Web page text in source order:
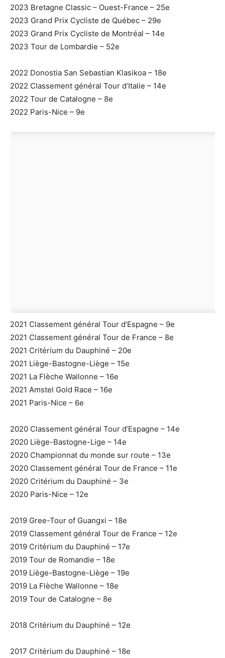
2023 Bretagne Classic – Ouest-France – 25e
2023 Grand Prix Cycliste de Québec – 29e
2023 Grand Prix Cycliste de Montréal – 14e
2023 Tour de Lombardie – 52e
2022 Donostia San Sebastian Klasikoa – 18e
2022 Classement général Tour d’Italie – 14e
2022 Tour de Catalogne – 8e
2022 Paris-Nice – 9e
2021 Classement général Tour d’Espagne – 9e
2021 Classement général Tour de France – 8e
2021 Critérium du Dauphiné – 20e
2021 Liège-Bastogne-Liège – 15e
2021 La Flèche Wallonne – 16e
2021 Amstel Gold Race – 16e
2021 Paris-Nice – 6e
2020 Classement général Tour d’Espagne – 14e
2020 Liège-Bastogne-Lige – 14e
2020 Championnat du monde sur route – 13e
2020 Classement général Tour de France – 11e
2020 Critérium du Dauphiné – 3e
2020 Paris-Nice – 12e
2019 Gree-Tour of Guangxi – 18e
2019 Classement général Tour de France – 12e
2019 Critérium du Dauphiné – 17e
2019 Tour de Romandie – 18e
2019 Liège-Bastogne-Liège – 19e
2019 La Flèche Wallonne – 18e
2019 Tour de Catalogne – 8e
2018 Critérium du Dauphiné – 12e
2017 Critérium du Dauphiné – 18e